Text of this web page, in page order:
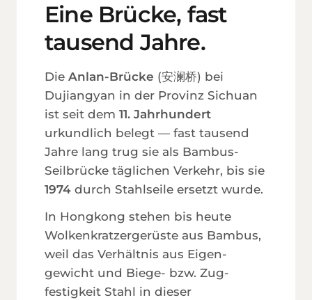
Eine Brücke, fast
tausend Jahre.
Die Anlan-Brücke (安澜桥) bei
Dujiangyan in der Provinz Sichuan
ist seit dem 11. Jahrhundert
urkundlich belegt — fast tausend
Jahre lang trug sie als Bambus-
Seilbrücke täglichen Verkehr, bis sie
1974 durch Stahlseile ersetzt wurde.
In Hongkong stehen bis heute
Wolken­kratzer­gerüste aus Bambus,
weil das Verhältnis aus Eigen­
gewicht und Biege- bzw. Zug­
festigkeit Stahl in dieser